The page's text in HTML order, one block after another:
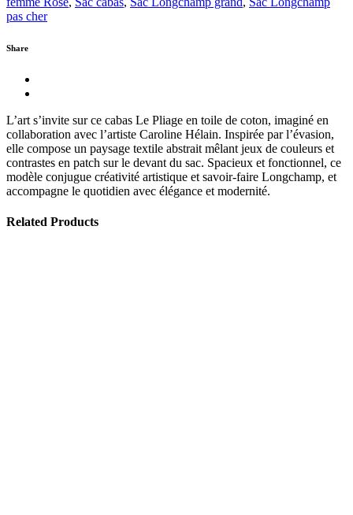
pas cher
Share
L’art s’invite sur ce cabas Le Pliage en toile de coton, imaginé en
collaboration avec l’artiste Caroline Hélain. Inspirée par l’évasion,
elle compose un paysage textile abstrait mêlant jeux de couleurs et
contrastes en patch sur le devant du sac. Spacieux et fonctionnel, ce
modèle conjugue créativité artistique et savoir-faire Longchamp, et
accompagne le quotidien avec élégance et modernité.
Related Products